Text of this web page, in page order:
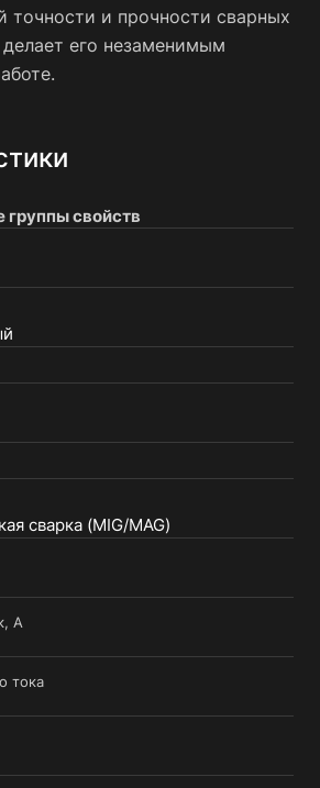
точности и прочности сварных
его незаменимым
группы свойств
сварка (MIG/MAG)
А
тока